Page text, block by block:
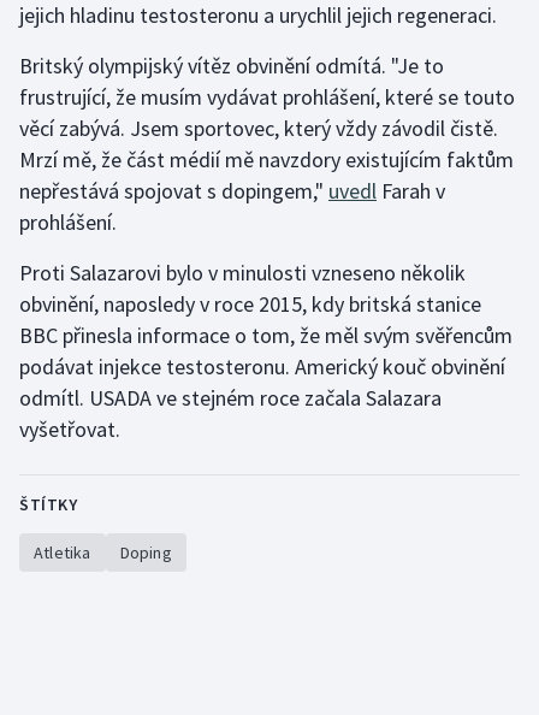
Moderní pětiboj
Motorsport
Olympijské hry
Parasport
Plavání
Plážový volejbal
Ragby
Rychlobruslení
Rychlostní kanoistika
jejich hladinu testosteronu a urychlil jejich regeneraci.
Britský olympijský vítěz obvinění odmítá. "Je to
frustrující, že musím vydávat prohlášení, které se touto
věcí zabývá. Jsem sportovec, který vždy závodil čistě.
Mrzí mě, že část médií mě navzdory existujícím faktům
nepřestává spojovat s dopingem," uvedl Farah v
prohlášení.
Proti Salazarovi bylo v minulosti vzneseno několik
obvinění, naposledy v roce 2015, kdy britská stanice
BBC přinesla informace o tom, že měl svým svěřencům
podávat injekce testosteronu. Americký kouč obvinění
odmítl. USADA ve stejném roce začala Salazara
vyšetřovat.
ŠTÍTKY
Atletika Doping